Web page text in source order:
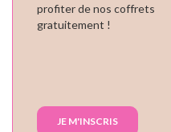
profiter de nos coffrets
gratuitement !
JE M'INSCRIS